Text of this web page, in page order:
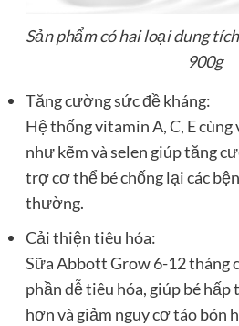
Sản phẩm có hai loại dung
900g
Tăng cường sức đề kháng:
Hệ thống vitamin A, C, E
như kẽm và selen giúp tăng
trợ cơ thể bé chống lại các
thường.
Cải thiện tiêu hóa:
Sữa Abbott Grow 6-12 tháng
phần dễ tiêu hóa, giúp bé
hơn và giảm nguy cơ táo bón